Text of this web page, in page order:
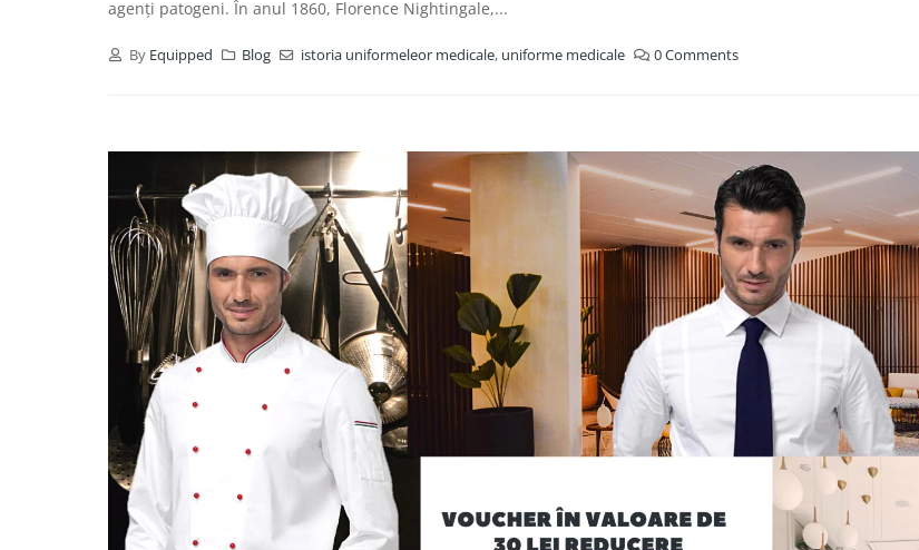
agenți patogeni. În anul 1860, Florence Nightingale,...
By Equipped Blog istoria uniformeleor medicale, uniforme medicale 0 Comments